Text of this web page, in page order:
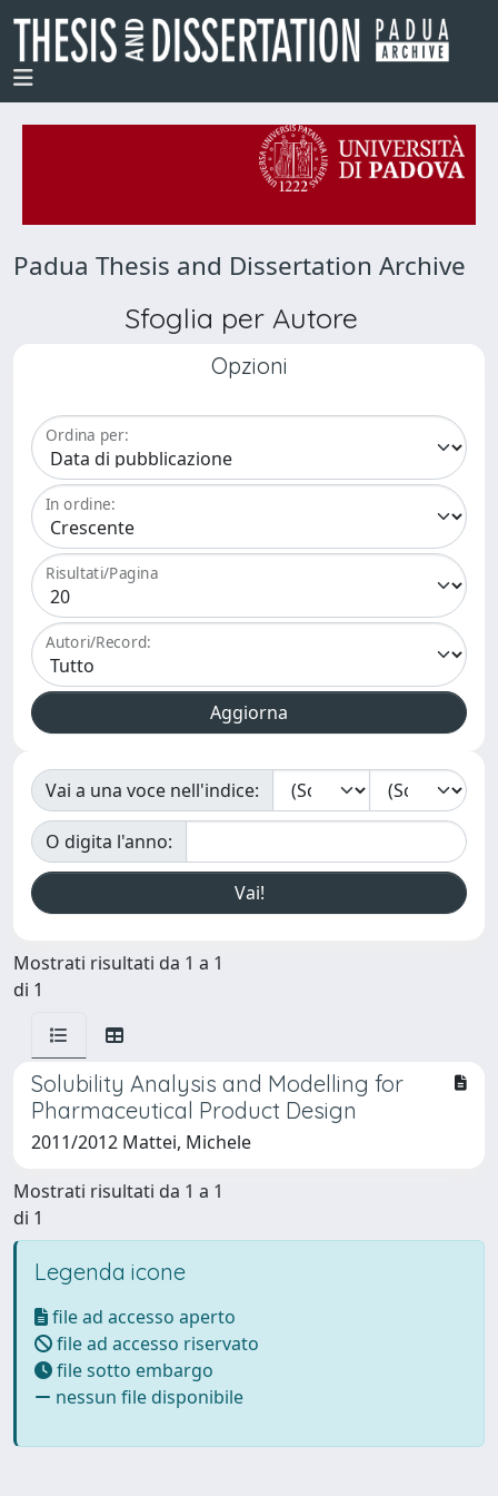
Padua Thesis and Dissertation Archive
Sfoglia per Autore
Opzioni
Ordina per:
In ordine:
Risultati/Pagina
Autori/Record:
Vai a una voce nell'indice:
O digita l'anno:
Mostrati risultati da 1 a 1
di 1
Solubility Analysis and Modelling for
Pharmaceutical Product Design
2011/2012 Mattei, Michele
Mostrati risultati da 1 a 1
di 1
Legenda icone
file ad accesso aperto
file ad accesso riservato
file sotto embargo
nessun file disponibile